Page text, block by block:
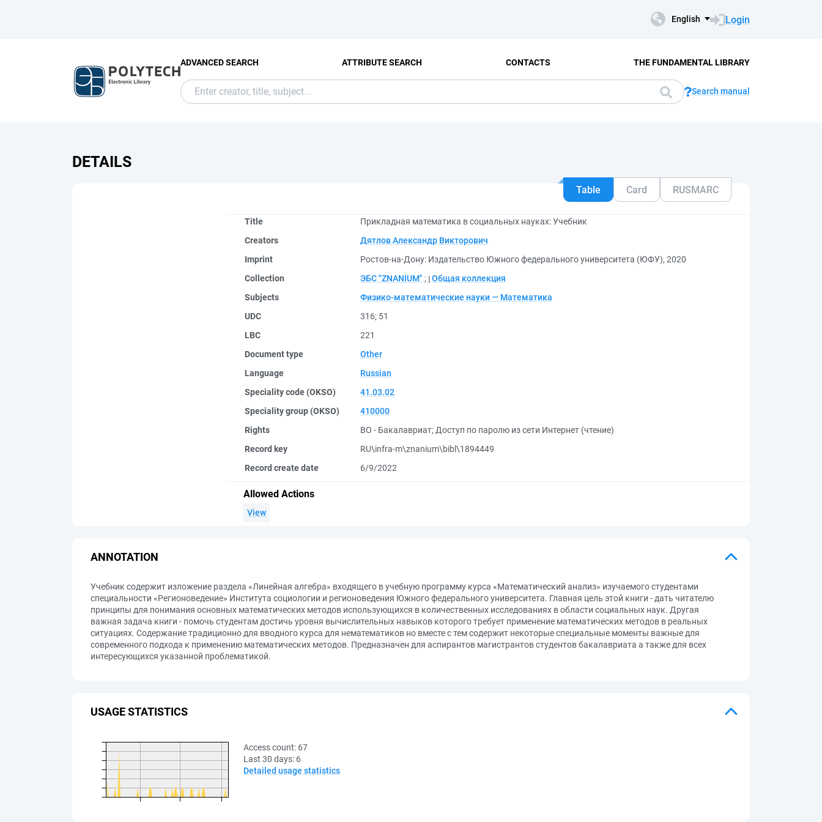
English Login
ADVANCED SEARCH ATTRIBUTE SEARCH CONTACTS THE FUNDAMENTAL LIBRARY
Search manual
DETAILS
Table Card RUSMARC
Title
Прикладная математика в социальных науках: Учебник
Creators
Дятлов Александр Викторович
Imprint
Ростов-на-Дону: Издательство Южного федерального университета (ЮФУ), 2020
Collection
ЭБС "ZNANIUM" ; Общая коллекция
Subjects
Физико-математические науки — Математика
UDC
316; 51
LBC
221
Document type
Other
Language
Russian
Speciality code (OKSO)
41.03.02
Speciality group (OKSO)
410000
Rights
ВО - Бакалавриат; Доступ по паролю из сети Интернет (чтение)
Record key
RU\infra-m\znanium\bibl\1894449
Record create date
6/9/2022
Allowed Actions
View
ANNOTATION
Учебник содержит изложение раздела «Линейная алгебра» входящего в учебную программу курса «Математический анализ» изучаемого студентами
специальности «Регионоведение» Института социологии и регионоведения Южного федерального университета. Главная цель этой книги - дать читателю
принципы для понимания основных математических методов использующихся в количественных исследованиях в области социальных наук. Другая
важная задача книги - помочь студентам достичь уровня вычислительных навыков которого требует применение математических методов в реальных
ситуациях. Содержание традиционно для вводного курса для нематематиков но вместе с тем содержит некоторые специальные моменты важные для
современного подхода к применению математических методов. Предназначен для аспирантов магистрантов студентов бакалавриата а также для всех
интересующихся указанной проблематикой.
USAGE STATISTICS
Access count: 67
Last 30 days: 6
Detailed usage statistics